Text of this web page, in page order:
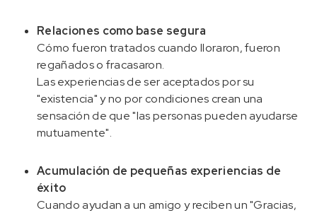
Relaciones como base segura
Cómo fueron tratados cuando lloraron, fueron
regañados o fracasaron.
Las experiencias de ser aceptados por su
"existencia" y no por condiciones crean una
sensación de que "las personas pueden ayudarse
mutuamente".
Acumulación de pequeñas experiencias de
éxito
Cuando ayudan a un amigo y reciben un "Gracias,